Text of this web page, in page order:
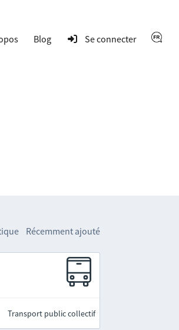
Blog Se connecter
Récemment ajouté
Transport public collectif